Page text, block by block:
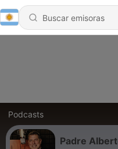
Podcasts
Padre